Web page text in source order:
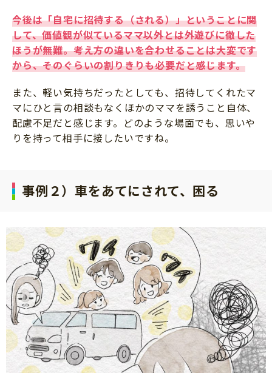
今後は「自宅に招待する（される）」ということに関
して、価値観が似ているママ以外とは外遊びに徹した
ほうが無難。考え方の違いを合わせることは大変です
から、そのぐらいの割りきりも必要だと感じます。
また、軽い気持ちだったとしても、招待してくれたマ
マにひと言の相談もなくほかのママを誘うこと自体、
配慮不足だと感じます。どのような場面でも、思いや
りを持って相手に接したいですね。
事例２）車をあてにされて、困る